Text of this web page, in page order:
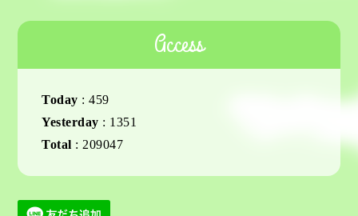
Access
Today :459
Yesterday : 1351
Total : 209047